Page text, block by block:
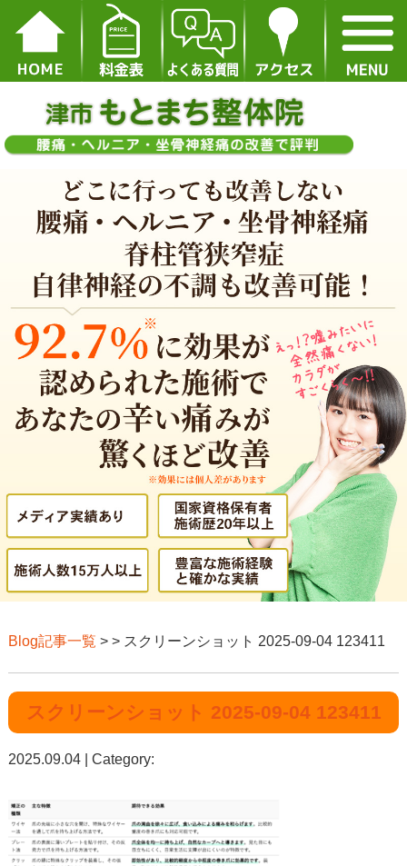
Blog記事一覧 > > スクリーンショット 2025-09-04 123411
スクリーンショット 2025-09-04 123411
2025.09.04 | Category: